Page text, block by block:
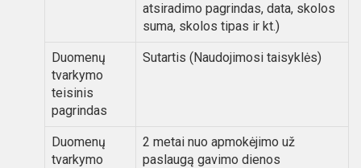
atsiradimo pagrindas, data, skolos
suma, skolos tipas ir kt.)
Duomenų
tvarkymo
teisinis
pagrindas
Sutartis (Naudojimosi taisyklės)
Duomenų
tvarkymo
2 metai nuo apmokėjimo už
paslaugą gavimo dienos